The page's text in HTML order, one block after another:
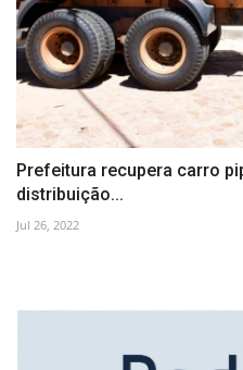
Prefeitura recupera carro
distribuição...
Jul 26, 2022